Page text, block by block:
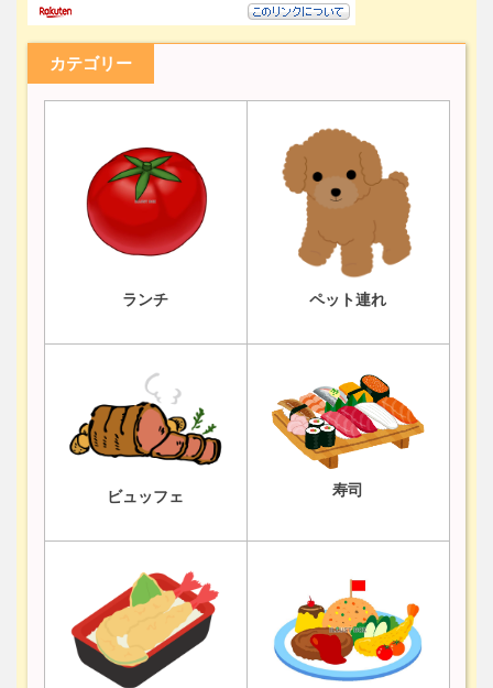
カテゴリー
ランチ ペット連れ
ビュッフェ 寿司